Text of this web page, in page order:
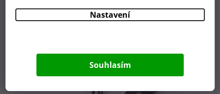
Nastavení
Souhlasím